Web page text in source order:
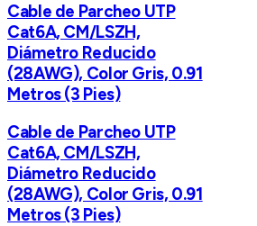
Cable de Parcheo UTP
Cat6A, CM/LSZH,
Diámetro Reducido
(28AWG), Color Gris, 0.91
Metros (3 Pies)
Cable de Parcheo UTP
Cat6A, CM/LSZH,
Diámetro Reducido
(28AWG), Color Gris, 0.91
Metros (3 Pies)